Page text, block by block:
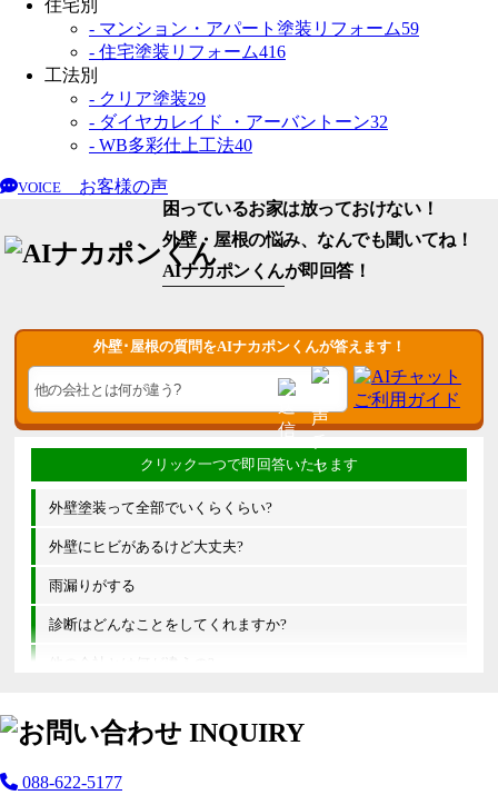
住宅別
- マンション・アパート塗装リフォーム59
- 住宅塗装リフォーム416
工法別
- クリア塗装29
- ダイヤカレイド ・アーバントーン32
- WB多彩仕上工法40
VOICE
お客様の声
困っているお家は放っておけない！
外壁・屋根の悩み、なんでも聞いてね！
AIナカポンくんが即回答！
外壁･屋根の質問をAIナカポンくんが答えます！
外壁塗装って全部でいくらくらい?
外壁にヒビがあるけど大丈夫?
雨漏りがする
診断はどんなことをしてくれますか?
他の会社とは何が違うの?
088-622-5177